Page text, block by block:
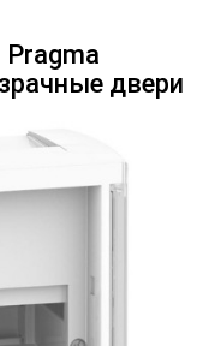
двери